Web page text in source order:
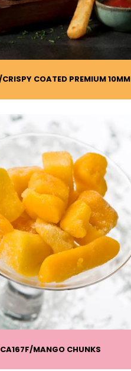
CRISPY COATED PREMIUM 10MM
CA167F MANGO CHUNKS